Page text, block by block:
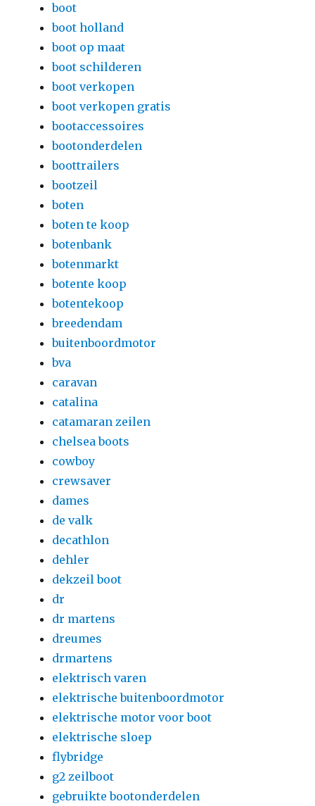
boot
boot holland
boot op maat
boot schilderen
boot verkopen
boot verkopen gratis
bootaccessoires
bootonderdelen
boottrailers
bootzeil
boten
boten te koop
botenbank
botenmarkt
botente koop
botentekoop
breedendam
buitenboordmotor
bva
caravan
catalina
catamaran zeilen
chelsea boots
cowboy
crewsaver
dames
de valk
decathlon
dehler
dekzeil boot
dr
dr martens
dreumes
drmartens
elektrisch varen
elektrische buitenboordmotor
elektrische motor voor boot
elektrische sloep
flybridge
g2 zeilboot
gebruikte bootonderdelen